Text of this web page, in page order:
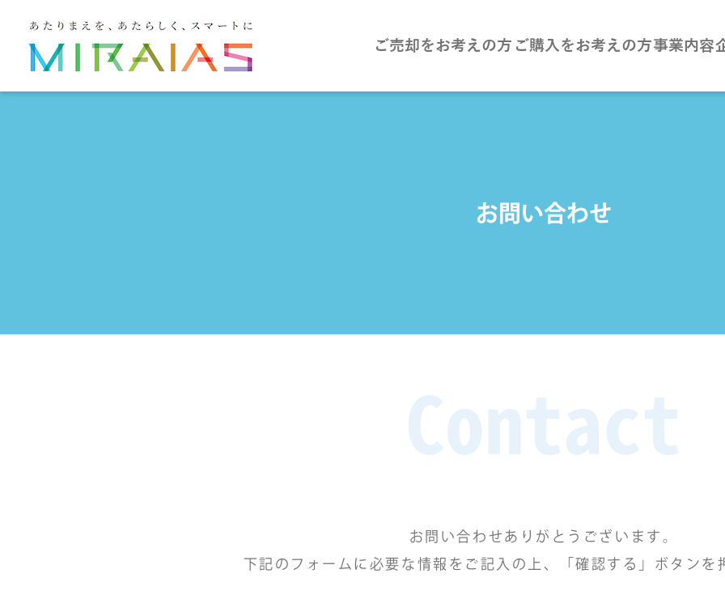
ご売却をお考えの方 ご購入をお考えの方事業内容
お問い合わせ
お問い合わせありがとうございます。
下記のフォームに必要な情報をご記入の上、「確認する」ボタンを